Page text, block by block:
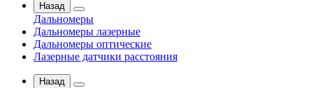
Назад
Дальномеры
Дальномеры лазерные
Дальномеры оптические
Лазерные датчики расстояния
Назад